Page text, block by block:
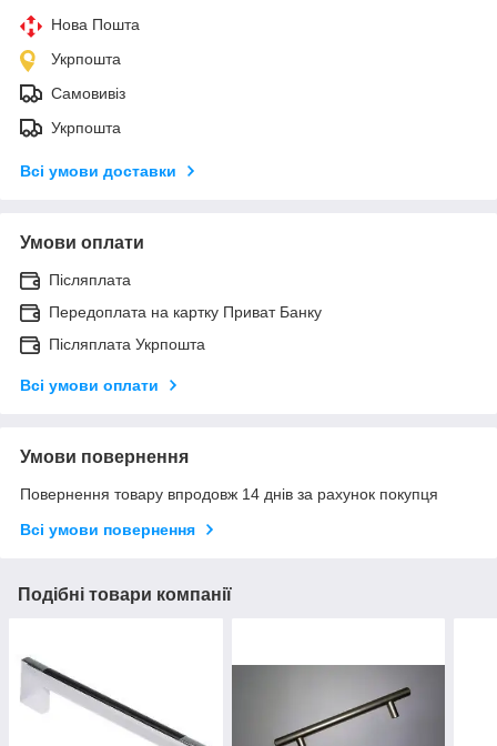
Нова Пошта
Укрпошта
Самовивіз
Укрпошта
Всі умови доставки
Умови оплати
Післяплата
Передоплата на картку Приват Банку
Післяплата Укрпошта
Всі умови оплати
Умови повернення
Повернення товару впродовж 14 днів за рахунок покупця
Всі умови повернення
Подібні товари компанії